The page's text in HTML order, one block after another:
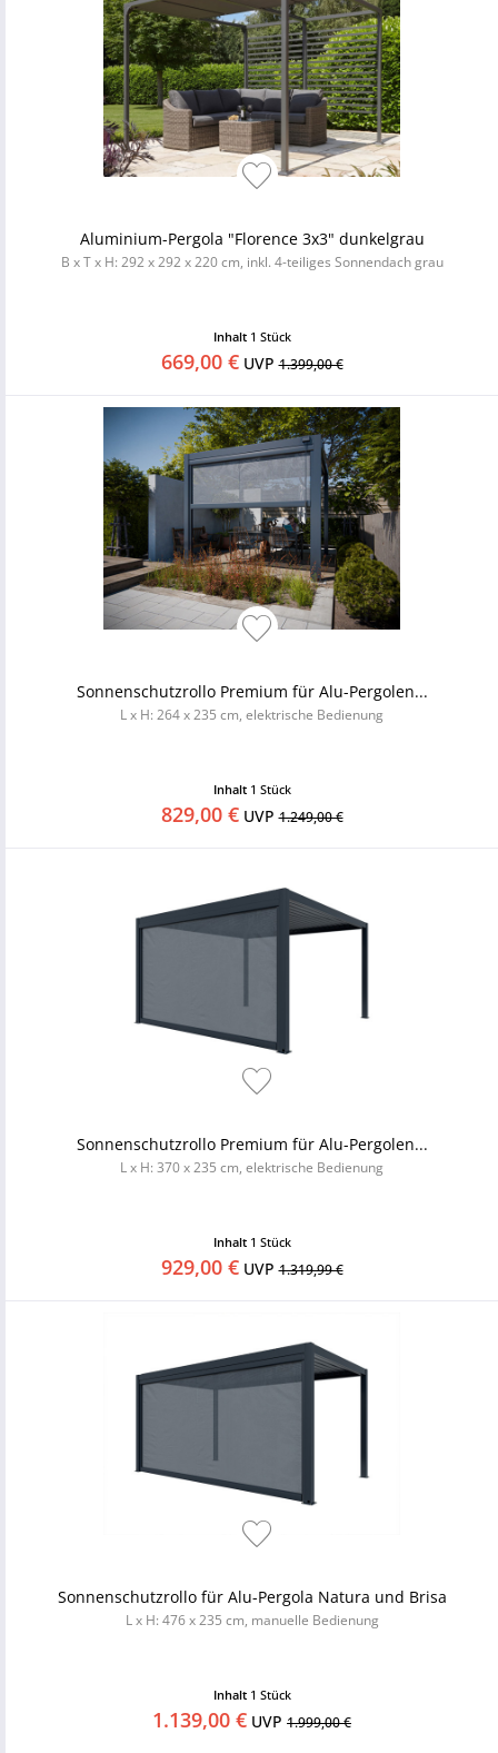
Aluminium-Pergola "Florence 3x3" dunkelgrau
B x T x H: 292 x 292 x 220 cm, inkl. 4-teiliges Sonnendach grau
Inhalt 1 Stück
669,00 €UVP1.399,00 €
Sonnenschutzrollo Premium für Alu-Pergolen...
L x H: 264 x 235 cm, elektrische Bedienung
Inhalt 1 Stück
829,00 €UVP1.249,00 €
Sonnenschutzrollo Premium für Alu-Pergolen...
L x H: 370 x 235 cm, elektrische Bedienung
Inhalt 1 Stück
929,00 €UVP1.319,99 €
Sonnenschutzrollo für Alu-Pergola Natura und Brisa
L x H: 476 x 235 cm, manuelle Bedienung
Inhalt 1 Stück
1.139,00 € UVP 1.999,00 €